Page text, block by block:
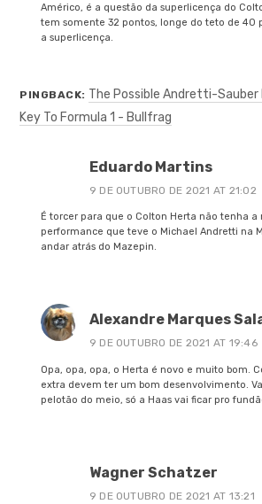
Américo, é a questão da superlicença do
tem somente 32 pontos, longe do teto de 40
a superlicença.
PINGBACK: The Possible Andretti-Sauber
Key To Formula 1 - Bullfrag
Eduardo Martins
9 DE OUTUBRO DE 2021 AT 21:02
É torcer para que o Colton Herta não tenha a
performance que teve o Michael Andretti na
andar atrás do Mazepin.
Alexandre Marques
9 DE OUTUBRO DE 2021 AT 19:46
Opa, opa, opa, o Herta é novo e muito bom.
extra devem ter um bom desenvolvimento.
pelotão do meio, só a Haas vai ficar pro
Wagner Schatzer
9 DE OUTUBRO DE 2021 AT 13:21